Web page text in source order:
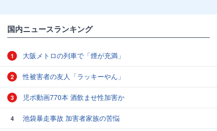
国内ニュースランキング
1 大阪メトロの列車で「煙が充満」
2 性被害者の友人「ラッキーやん」
3 児ポ動画770本 酒飲ませ性加害か
4 池袋暴走事故 加害者家族の苦悩